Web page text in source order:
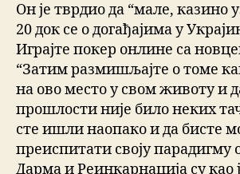
Он је тврдио да “мале, казино
20 док се о догађајима у
Играјте покер онлине са
“Затим размишљајте о томе
на ово место у свом животу и
прошлости није било неких
сте ишли наопако и да бисте
преиспитати своју парадигму
Дарма и Реинкарнација су као